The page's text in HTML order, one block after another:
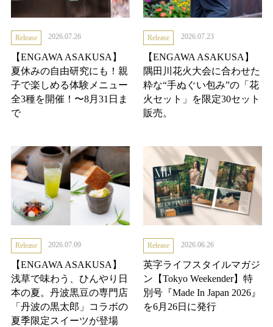
Release 2026.07.26
【ENGAWA ASAKUSA】
夏休みの自由研究にも！親
子で楽しめる体験メニュー
全3種を開催！〜8月31日ま
で
Release 2026.07.23
【ENGAWA ASAKUSA】
隅田川花火大会に合わせた
粋な“手ぬぐい包み”の「花
火セット」を限定30セット
販売。
Release 2026.07.09
【ENGAWA ASAKUSA】
浅草で味わう、ひんやり日
本の夏。丹波黒豆の専門店
「丹波の黒太郎」コラボの
夏季限定スイーツが登場
Release 2026.06.26
英字ライフスタイルマガジ
ン【Tokyo Weekender】特
別号『Made In Japan 2026』
を6月26日に発行